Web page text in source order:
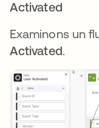
Activated
Examinons un
Activated.